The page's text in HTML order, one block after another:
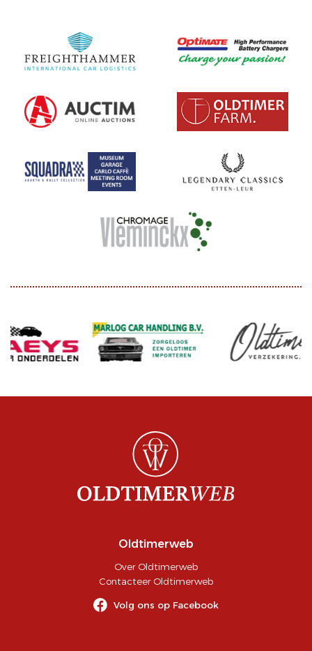
Oldtimerweb
Over Oldtimerweb
Contacteer Oldtimerweb
Volg ons op Facebook